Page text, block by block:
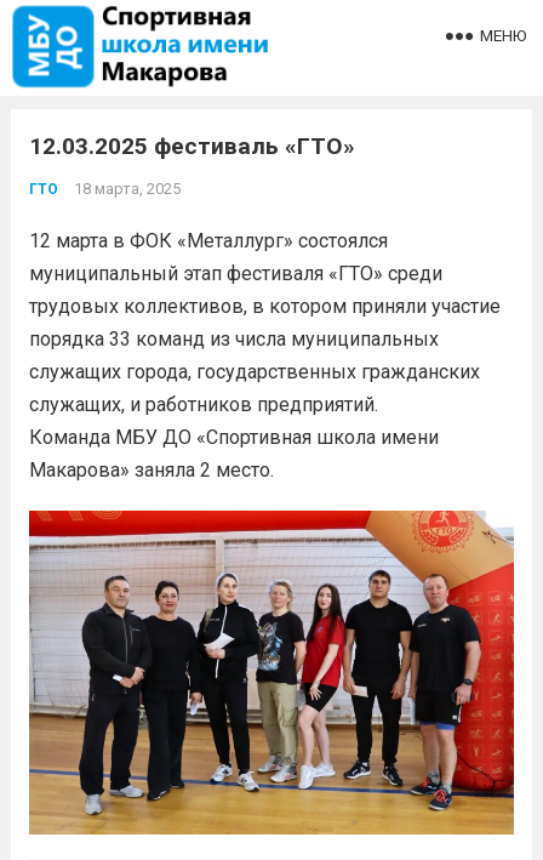
МЕНЮ
12.03.2025 фестиваль «ГТО»
ГТО 18 марта, 2025
12 марта в ФОК «Металлург» состоялся
муниципальный этап фестиваля «ГТО» среди
трудовых коллективов, в котором приняли участие
порядка 33 команд из числа муниципальных
служащих города, государственных гражданских
служащих, и работников предприятий.
Команда МБУ ДО «Спортивная школа имени
Макарова» заняла 2 место.